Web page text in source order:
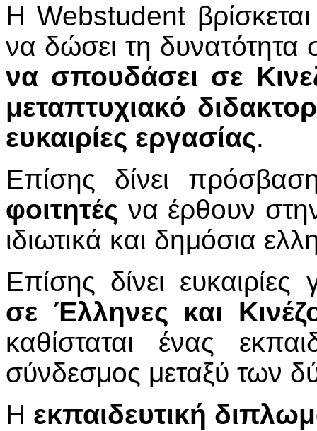
ΗWebstudent
να δώσει τη δυνατότητα
να σπουδάσει σε
μεταπτυχιακό
ευκαιρίες εργασίας.
Επίσης δίνει
φοιτητές να έρθουν
ιδιωτικά και δημόσια
Επίσης δίνει ευκαιρίες
σε Έλληνες και
καθίσταται ένας
σύνδεσμος μεταξύ των
Η εκπαιδευτική